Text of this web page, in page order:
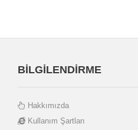
BİLGİLENDİRME
Hakkımızda
Kullanım Şartları